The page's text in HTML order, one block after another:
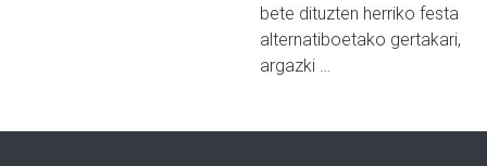
bete dituzten herriko festa
alternatiboetako gertakari,
argazki …